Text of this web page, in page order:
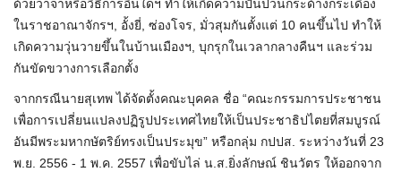
ด้วยวาจาหรือวิธีการอื่นใดฯ ทำให้เกิดความปั่นป่วนกระด้างกระเดื่อง
ในราชอาณาจักรฯ, อั้งยี่, ซ่องโจร, มั่วสุมกันตั้งแต่ 10 คนขึ้นไป ทำให้
เกิดความวุ่นวายขึ้นในบ้านเมืองฯ, บุกรุกในเวลากลางคืนฯ และร่วม
กันขัดขวางการเลือกตั้ง
จากกรณีนายสุเทพ ได้จัดตั้งคณะบุคคล ชื่อ “คณะกรรมการประชาชน
เพื่อการเปลี่ยนแปลงปฏิรูปประเทศไทยให้เป็นประชาธิปไตยที่สมบูรณ์
อันมีพระมหากษัตริย์ทรงเป็นประมุข” หรือกลุ่ม กปปส. ระหว่างวันที่ 23
พ.ย. 2556 - 1 พ.ค. 2557 เพื่อขับไล่ น.ส.ยิ่งลักษณ์ ชินวัตร ให้ออกจาก